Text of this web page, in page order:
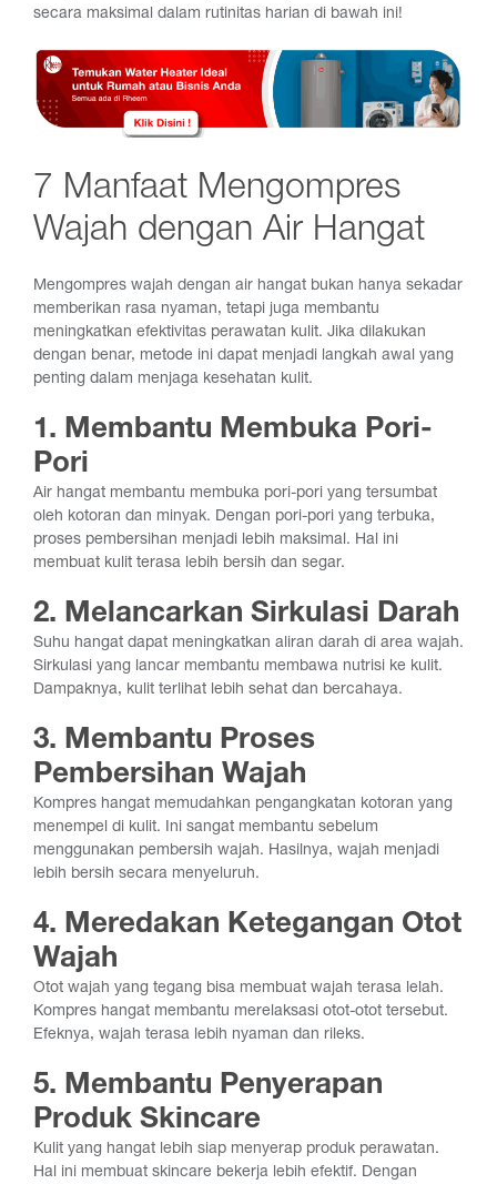
secara maksimal dalam rutinitas harian di bawah ini!
7 Manfaat Mengompres
Wajah dengan Air Hangat
Mengompres wajah dengan air hangat bukan hanya sekadar
memberikan rasa nyaman, tetapi juga membantu
meningkatkan efektivitas perawatan kulit. Jika dilakukan
dengan benar, metode ini dapat menjadi langkah awal yang
penting dalam menjaga kesehatan kulit.
1. Membantu Membuka Pori-
Pori
Air hangat membantu membuka pori-pori yang tersumbat
oleh kotoran dan minyak. Dengan pori-pori yang terbuka,
proses pembersihan menjadi lebih maksimal. Hal ini
membuat kulit terasa lebih bersih dan segar.
2. Melancarkan Sirkulasi Darah
Suhu hangat dapat meningkatkan aliran darah di area wajah.
Sirkulasi yang lancar membantu membawa nutrisi ke kulit.
Dampaknya, kulit terlihat lebih sehat dan bercahaya.
3. Membantu Proses
Pembersihan Wajah
Kompres hangat memudahkan pengangkatan kotoran yang
menempel di kulit. Ini sangat membantu sebelum
menggunakan pembersih wajah. Hasilnya, wajah menjadi
lebih bersih secara menyeluruh.
4. Meredakan Ketegangan Otot
Wajah
Otot wajah yang tegang bisa membuat wajah terasa lelah.
Kompres hangat membantu merelaksasi otot-otot tersebut.
Efeknya, wajah terasa lebih nyaman dan rileks.
5. Membantu Penyerapan
Produk Skincare
Kulit yang hangat lebih siap menyerap produk perawatan.
Hal ini membuat skincare bekerja lebih efektif. Dengan